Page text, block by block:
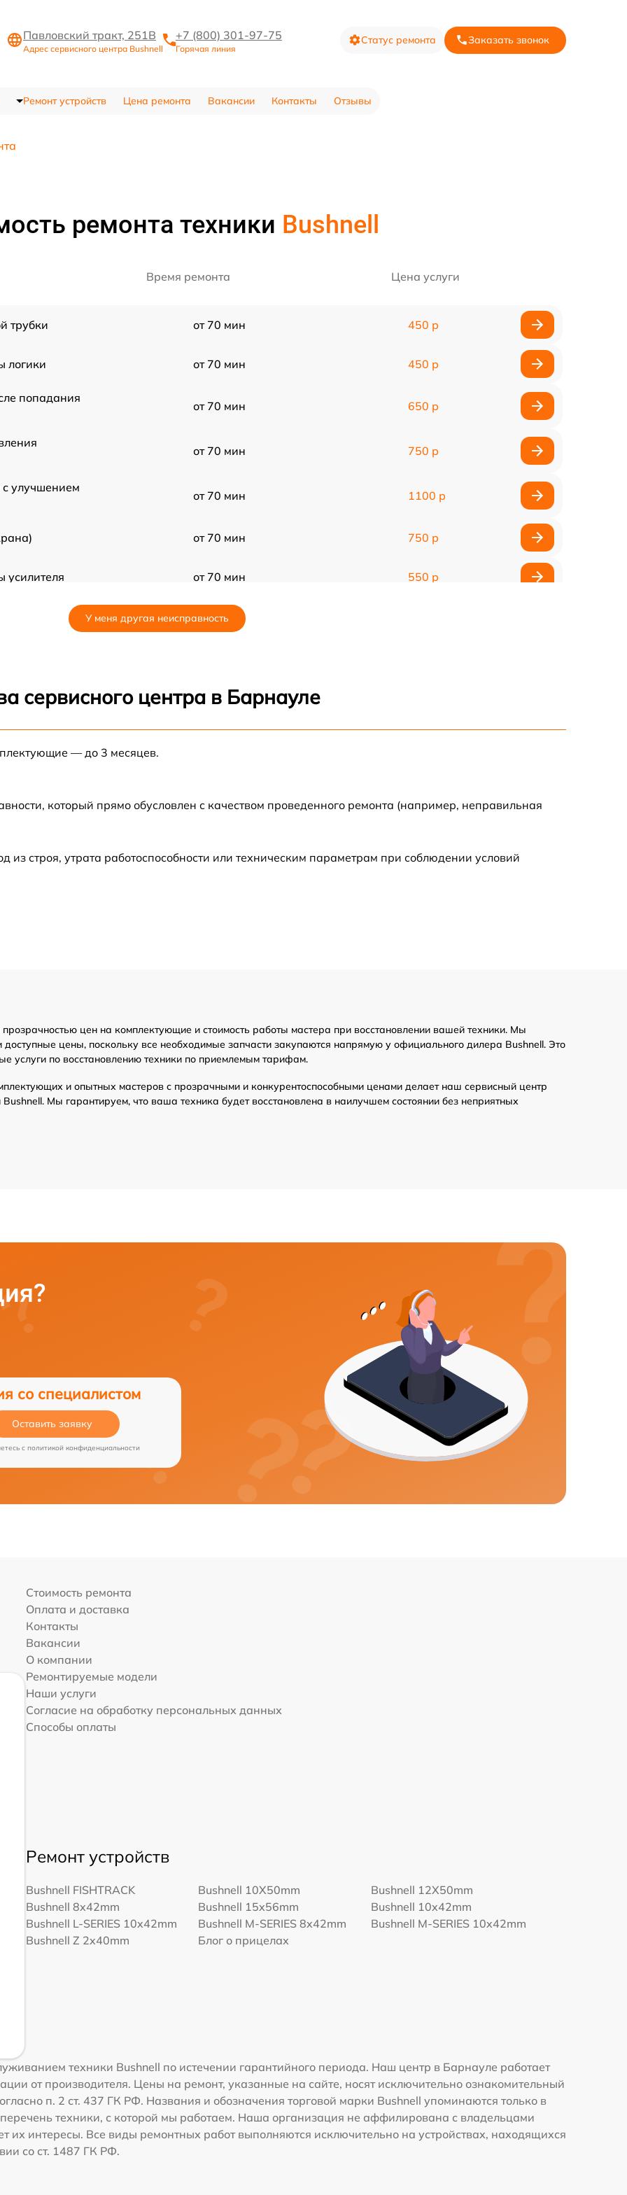
Павловский тракт, 251В
Адрес сервисного центра Bushnell
+7 (800) 301-97-75
Горячая линия
Статус ремонта Заказать звонок
Ремонт устройств Цена ремонта Вакансии Контакты Отзывы
ремонта техники Bushnell
Время ремонта Цена услуги
трубки от 70 мин 450 р
логики от 70 мин 450 р
попадания
от 70 мин 650 р
от 70 мин 750 р
улучшением
от 70 мин 1100 р
от 70 мин 750 р
усилителя от 70 мин 550 р
от 70 мин
от 70 мин
от 70 мин 590 р
трубки от 70 мин 1000 р
1550 р
дальнометра и
от 70 мин
от 70 мин 590 р
2000 р
650 р
У меня другая неисправность
сервисного центра в Барнауле
— до 3 месяцев.
который прямо обусловлен с качеством проведенного ремонта (например, неправильная
строя, утрата работоспособности или техническим параметрам при соблюдении условий
цен на комплектующие и стоимость работы мастера при восстановлении вашей техники. Мы
цены, поскольку все необходимые запчасти закупаются напрямую у официального дилера Bushnell. Это
услуги по восстановлению техники по приемлемым тарифам.
и опытных мастеров с прозрачными и конкурентоспособными ценами делает наш сервисный центр
Мы гарантируем, что ваша техника будет восстановлена в наилучшем состоянии без неприятных
со специалистом
Оставить заявку
c политикой конфиденциальности
Стоимость ремонта
Оплата и доставка
Контакты
Вакансии
О компании
Ремонтируемые модели
Наши услуги
Согласие на обработку персональных данных
Способы оплаты
Ремонт устройств
Bushnell FISHTRACK Bushnell 10X50mm
Bushnell 12X50mm
Bushnell 8x42mm
Bushnell 15x56mm
Bushnell 10x42mm
Bushnell L-SERIES 10x42mm
Bushnell M-SERIES 8x42mm
Bushnell M-SERIES 10x42mm
Bushnell Z 2x40mm
Блог о прицелах
техники Bushnell по истечении гарантийного периода. Наш центр в Барнауле работает
от производителя. Цены на ремонт, указанные на сайте, носят исключительно ознакомительный
п. 2 ст. 437 ГК РФ. Названия и обозначения торговой марки Bushnell упоминаются только в
техники, с которой мы работаем. Наша организация не аффилирована с владельцами
их интересы. Все виды ремонтных работ выполняются исключительно на устройствах, находящихся
со ст. 1487 ГК РФ.